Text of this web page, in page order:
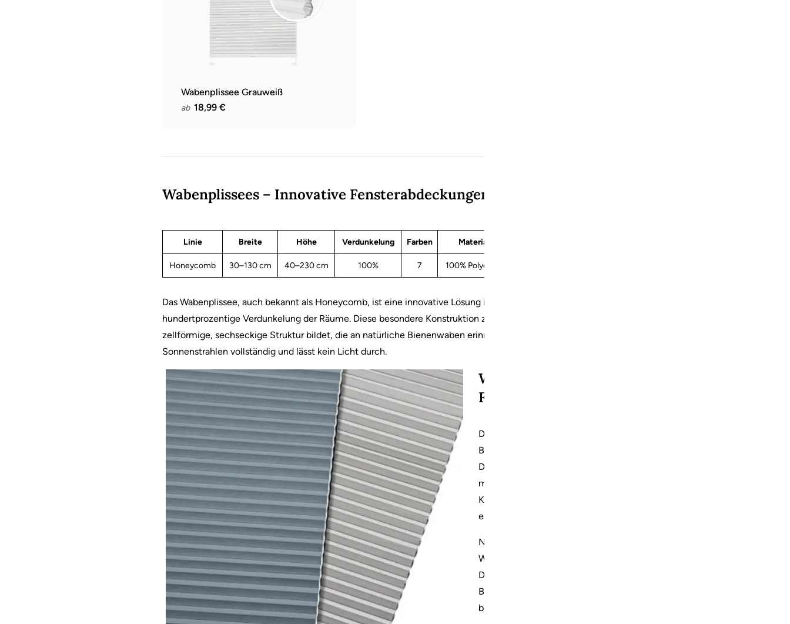
Wabenplissee Grauweiß
ab 18,99 €
Wabenplissees – Innovative Fensterabdeckungen
Linie Breite Höhe Verdunkelung Farben Material
Honeycomb 30–130 cm 40–230 cm 100% 7 100% Polyester
Das Wabenplissee, auch bekannt als Honeycomb, ist eine innovative Lösung im Bereich der Fensterabdeckungen und bietet eine vollständige,
hundertprozentige Verdunkelung der Räume. Diese besondere Konstruktion zeichnet sich durch eine doppelte Stoffschicht aus, die eine
zellförmige, sechseckige Struktur bildet, die an natürliche Bienenwaben erinnert. Dank dieser einzigartigen Bauweise blockiert das Plissee
Sonnenstrahlen vollständig und lässt kein Licht durch.
Wabenstruktur – außergewöhnliche
Funktionalität
Das im Wabenplissee verwendete Material ist mit einer speziellen
Blackout-Beschichtung versehen, die das Licht vollständig blockiert.
Die Ränder des Plissees sind zusätzlich verstärkt. Diese Eigenschaft
macht das Wabenplissee zur idealen Wahl für Schlafzimmer,
Kinderzimmer oder Konferenzräume, in denen völlige Dunkelheit
erforderlich ist.
Neben den hervorragenden Verdunkelungseigenschaften bietet das
Wabenplissee eine außergewöhnliche Wärme- und Schalldämmung.
Die in den Kammern eingeschlossene Luft bildet eine natürliche
Barriere, die im Winter die Wärme und im Sommer die Kühle
bewahrt – was die Energiekosten erheblich senkt.